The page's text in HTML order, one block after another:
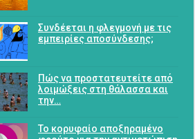
Συνδέεται η φλεγμονή με τις
εμπειρίες αποσύνδεσης;
Πώς να προστατευτείτε από
λοιμώξεις στη θάλασσα και
την…
Το κορυφαίο αποξηραμένο